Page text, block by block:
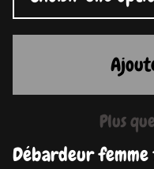
Plus
Débardeur